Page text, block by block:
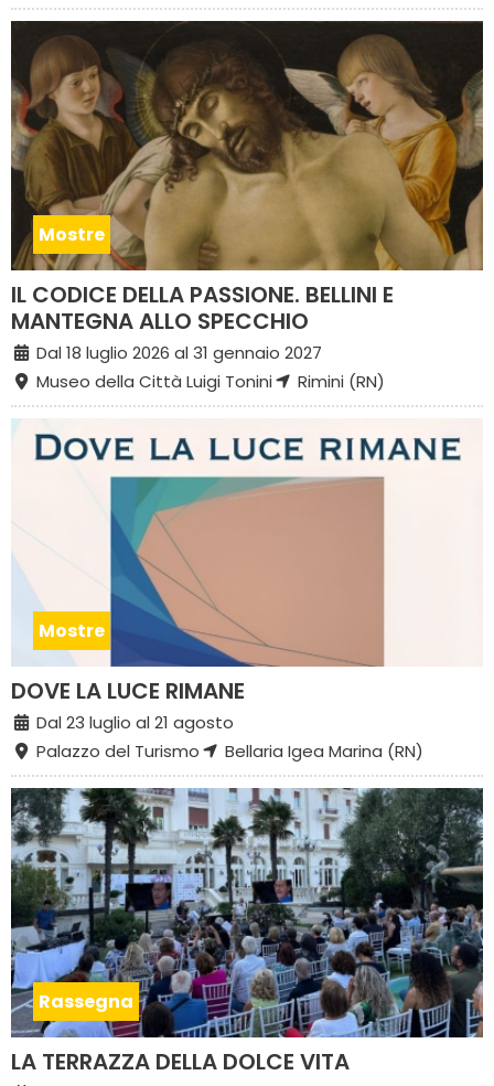
Mostre
IL CODICE DELLA PASSIONE. BELLINI E
MANTEGNA ALLO SPECCHIO
Dal 18 luglio 2026 al 31 gennaio 2027
Museo della Città Luigi Tonini
Rimini (RN)
Mostre
DOVE LA LUCE RIMANE
Dal 23 luglio al 21 agosto
Palazzo del Turismo
Bellaria Igea Marina (RN)
Rassegna
LA TERRAZZA DELLA DOLCE VITA